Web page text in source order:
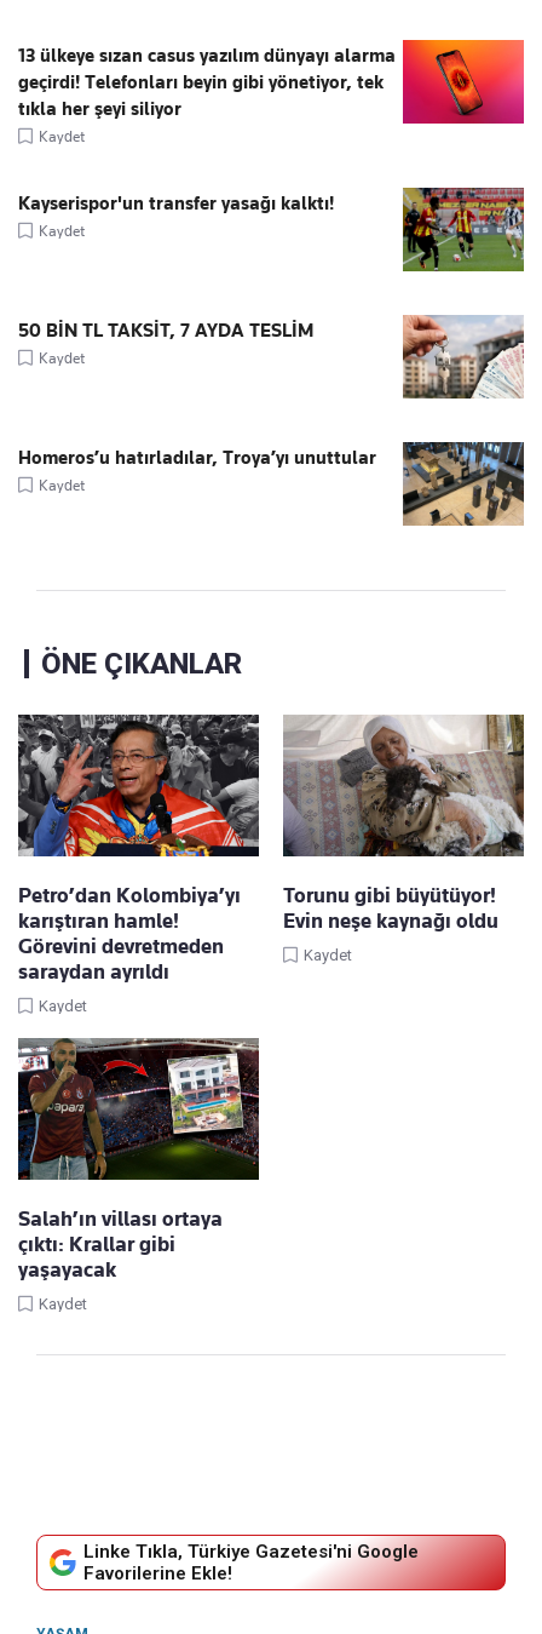
13 ülkeye sızan casus yazılım dünyayı alarma
geçirdi! Telefonları beyin gibi yönetiyor, tek
tıkla her şeyi siliyor
Kaydet
Kayserispor'un transfer yasağı kalktı!
Kaydet
50 BİN TL TAKSİT, 7 AYDA TESLİM
Kaydet
Homeros’u hatırladılar, Troya’yı unuttular
Kaydet
ÖNE ÇIKANLAR
Petro’dan Kolombiya’yı
karıştıran hamle!
Görevini devretmeden
saraydan ayrıldı
Kaydet
Torunu gibi büyütüyor!
Evin neşe kaynağı oldu
Kaydet
Salah’ın villası ortaya
çıktı: Krallar gibi
yaşayacak
Kaydet
Linke Tıkla, Türkiye Gazetesi'ni Google
Favorilerine Ekle!